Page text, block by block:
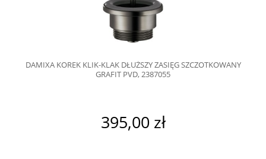
DAMIXA KOREK KLIK-KLAK DŁUŻSZY ZASIĘG SZCZOTKOWANY
GRAFIT PVD, 2387055
395,00 zł